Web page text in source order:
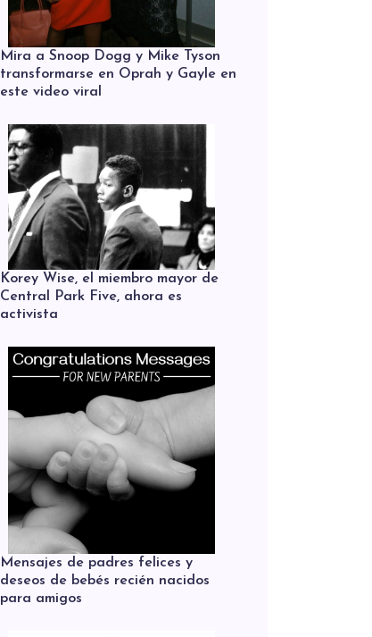
Mira a Snoop Dogg y Mike Tyson
transformarse en Oprah y Gayle en
este video viral
Korey Wise, el miembro mayor de
Central Park Five, ahora es
activista
Mensajes de padres felices y
deseos de bebés recién nacidos
para amigos